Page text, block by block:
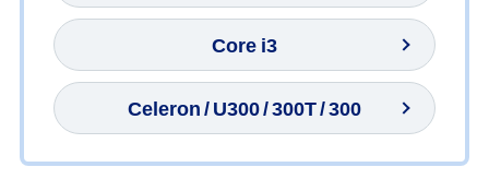
Core i3
Celeron / U300 / 300T / 300